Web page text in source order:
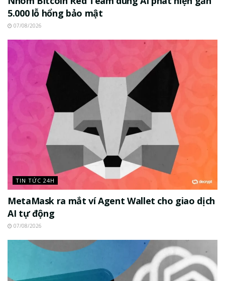
5.000 lỗ hổng bảo mật
07/08/2026
TIN TỨC 24H
MetaMask ra mắt ví Agent Wallet cho giao dịch
AI tự động
07/08/2026